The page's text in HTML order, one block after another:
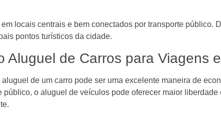
locais centrais e bem conectados por transporte público.
pontos turísticos da cidade.
Aluguel de Carros para Viagens
de um carro pode ser uma excelente maneira de
o aluguel de veículos pode oferecer maior